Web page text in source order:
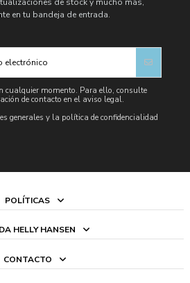
en tu bandeja de entrada.
cualquier momento. Para ello, consulte
de contacto en el aviso legal.
generales y la política de confidencialidad
POLÍTICAS
HELLY HANSEN
CONTACTO